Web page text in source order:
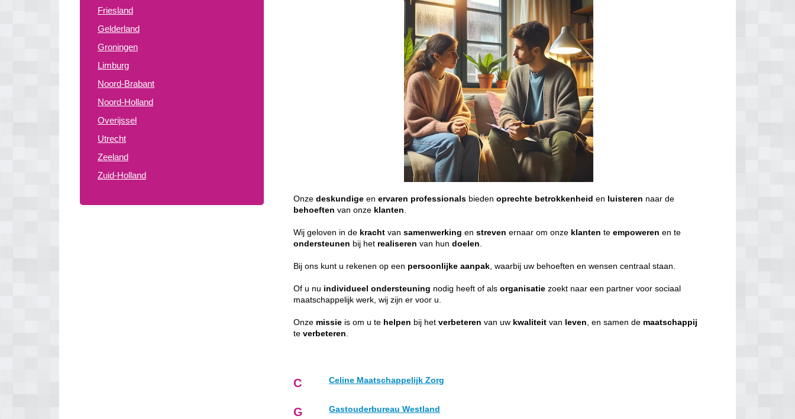
Friesland
Gelderland
Groningen
Limburg
Noord-Brabant
Noord-Holland
Overijssel
Utrecht
Zeeland
Zuid-Holland
Onzedeskundige enervaren professionals biedenoprechte betrokkenheid en luisteren naar de
behoeften van onze klanten
Wij geloven in de kracht vansamenwerking enstreven ernaar om onze klanten teempoweren en te
ondersteunen bij het realiseren van hundoelen
Bij ons kunt u rekenen op een persoonlijke aanpak , waarbij uw behoeften en wensen centraal staan.
Of u nu individueel ondersteuning nodig heeft of alsorganisatie zoekt naar een partner voor sociaal
maatschappelijk werk, wij zijn er voor u.
Onze missie is om u te helpen bij hetverbeteren van uw kwaliteit van leven , en samen de maatschappij
teverbeteren
C Celine Maatschappelijk Zorg
G Gastouderbureau Westland